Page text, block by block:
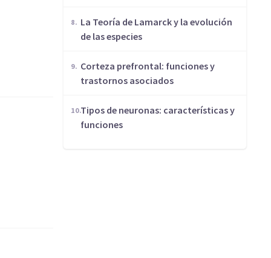
​La Teoría de Lamarck y la evolución
de las especies
Corteza prefrontal: funciones y
trastornos asociados
​Tipos de neuronas: características y
funciones